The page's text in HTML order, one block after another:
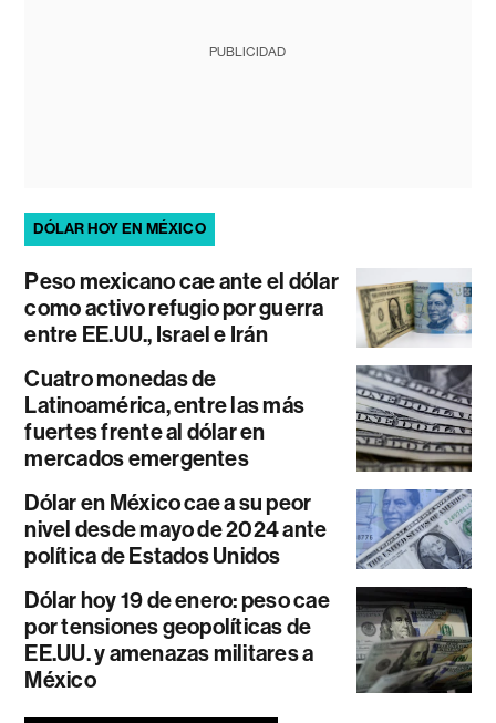
PUBLICIDAD
DÓLAR HOY EN MÉXICO
Peso mexicano cae ante el dólar
como activo refugio por guerra
entre EE.UU., Israel e Irán
Cuatro monedas de
Latinoamérica, entre las más
fuertes frente al dólar en
mercados emergentes
Dólar en México cae a su peor
nivel desde mayo de 2024 ante
política de Estados Unidos
Dólar hoy 19 de enero: peso cae
por tensiones geopolíticas de
EE.UU. y amenazas militares a
México